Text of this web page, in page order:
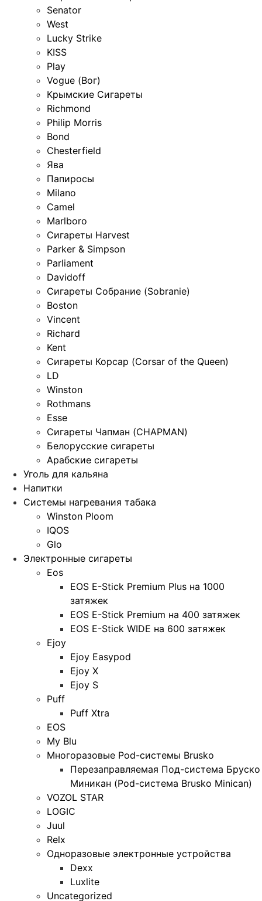
Senator
West
Lucky Strike
KISS
Play
Vogue (Вог)
Крымские Сигареты
Richmond
Philip Morris
Bond
Chesterfield
Ява
Папиросы
Milano
Camel
Marlboro
Сигареты Harvest
Parker & Simpson
Parliament
Davidoff
Сигареты Собрание (Sobranie)
Boston
Vincent
Richard
Kent
Сигареты Корсар (Corsar of the Queen)
LD
Winston
Rothmans
Esse
Сигареты Чапман (CHAPMAN)
Белорусские сигареты
Арабские сигареты
Уголь для кальяна
Напитки
Системы нагревания табака
Winston Ploom
IQOS
Glo
Электронные сигареты
Eos
EOS E-Stick Premium Plus на 1000
затяжек
EOS E-Stick Premium на 400 затяжек
EOS E-Stick WIDE на 600 затяжек
Ejoy
Ejoy Easypod
Ejoy X
Ejoy S
Puff
Puff Xtra
EOS
My Blu
Многоразовые Pod-системы Brusko
Перезаправляемая Под-система Бруско
Миникан (Pod-система Brusko Minican)
VOZOL STAR
LOGIC
Juul
Relx
Одноразовые электронные устройства
Dexx
Luxlite
Uncategorized